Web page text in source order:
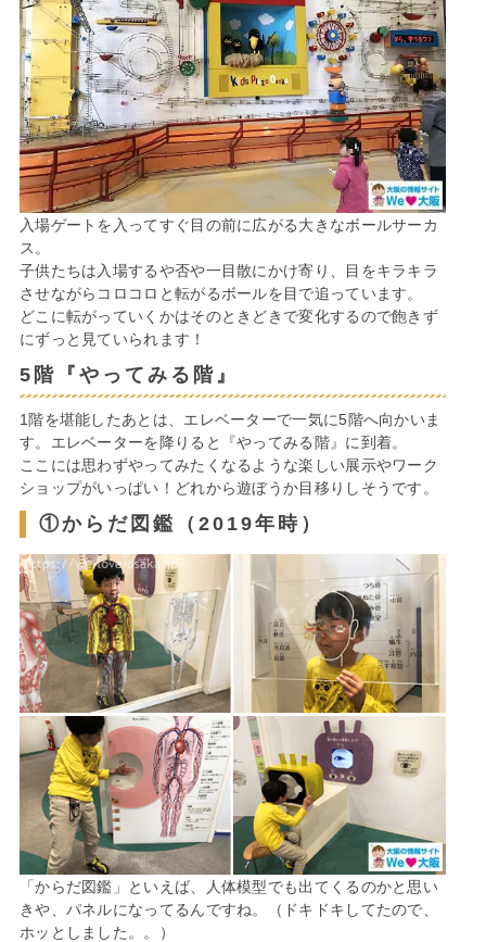
入場ゲートを入ってすぐ目の前に広がる大きなボールサーカ
ス。
子供たちは入場するや否や一目散にかけ寄り、目をキラキラ
させながらコロコロと転がるボールを目で追っています。
どこに転がっていくかはそのときどきで変化するので飽きず
にずっと見ていられます！
5階『やってみる階』
1階を堪能したあとは、エレベーターで一気に5階へ向かいま
す。エレベーターを降りると『やってみる階』に到着。
ここには思わずやってみたくなるような楽しい展示やワーク
ショップがいっぱい！どれから遊ぼうか目移りしそうです。
①からだ図鑑（2019年時）
「からだ図鑑」といえば、人体模型でも出てくるのかと思い
きや、パネルになってるんですね。（ドキドキしてたので、
ホッとしました。。）